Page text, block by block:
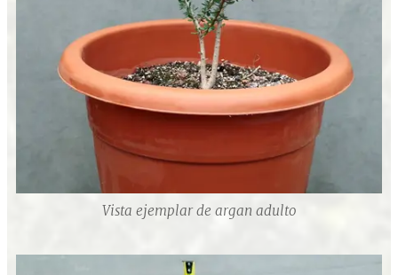
Vista ejemplar de argan adulto